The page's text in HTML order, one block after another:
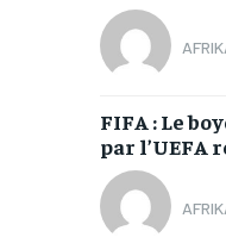
FIFA : Le
par l’UEFA